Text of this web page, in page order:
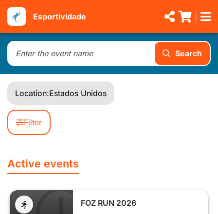
Esportividade
Search
Location:Estados Unidos
Filter
Active events
FOZ RUN 2026